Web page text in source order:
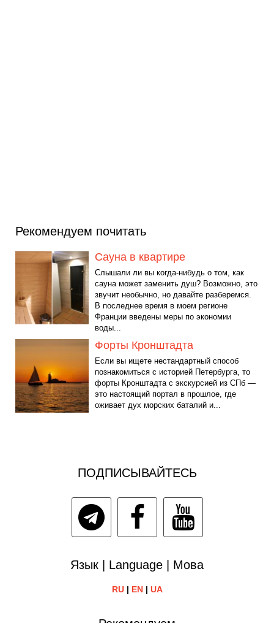
Рекомендуем почитать
Сауна в квартире
Слышали ли вы когда-нибудь о том, как
сауна может заменить душ? Возможно, это
звучит необычно, но давайте разберемся.
В последнее время в моем регионе
Франции введены меры по экономии
воды...
Форты Кронштадта
Если вы ищете нестандартный способ
познакомиться с историей Петербурга, то
форты Кронштадта с экскурсией из СПб —
это настоящий портал в прошлое, где
оживает дух морских баталий и...
ПОДПИСЫВАЙТЕСЬ
Язык | Language | Мова
RU| EN| UA